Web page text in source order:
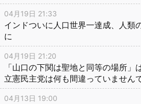
04月19日 21:33
インドついに人口世界一達成、人類
に
04月19日 21:20
「山口の下関は聖地と同等の場所」
立憲民主党は何も間違っていません
04月13日 19:00